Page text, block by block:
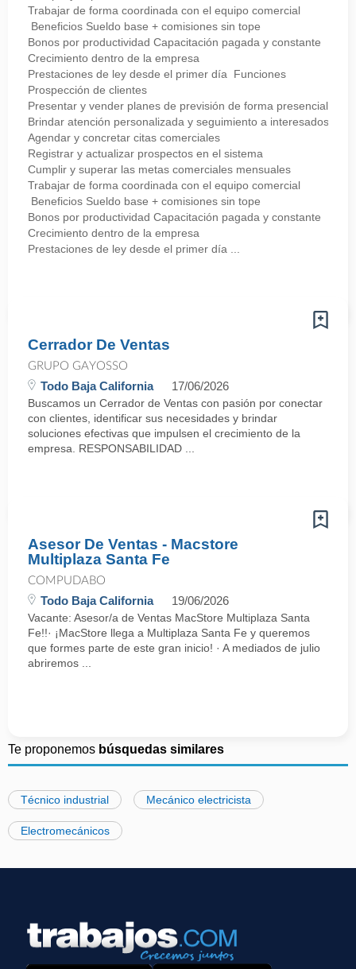
Trabajar de forma coordinada con el equipo comercial
Beneficios Sueldo base + comisiones sin tope
Bonos por productividad Capacitación pagada y constante
Crecimiento dentro de la empresa
Prestaciones de ley desde el primer día Funciones
Prospección de clientes
Presentar y vender planes de previsión de forma presencial
Brindar atención personalizada y seguimiento a interesados
Agendar y concretar citas comerciales
Registrar y actualizar prospectos en el sistema
Cumplir y superar las metas comerciales mensuales
Trabajar de forma coordinada con el equipo comercial
Beneficios Sueldo base + comisiones sin tope
Bonos por productividad Capacitación pagada y constante
Crecimiento dentro de la empresa
Prestaciones de ley desde el primer día ...
Cerrador De Ventas
GRUPO GAYOSSO
Todo Baja California 17/06/2026
Buscamos un Cerrador de Ventas con pasión por conectar
con clientes, identificar sus necesidades y brindar
soluciones efectivas que impulsen el crecimiento de la
empresa. RESPONSABILIDAD ...
Asesor De Ventas - Macstore
Multiplaza Santa Fe
COMPUDABO
Todo Baja California 19/06/2026
Vacante: Asesor/a de Ventas MacStore Multiplaza Santa
Fe!!· ¡MacStore llega a Multiplaza Santa Fe y queremos
que formes parte de este gran inicio! · A mediados de julio
abriremos ...
Te proponemos búsquedas similares
Técnico industrial Mecánico electricista
Electromecánicos